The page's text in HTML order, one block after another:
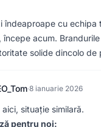
îndeaproape cu echipa
începe acum.
solide dincolo de
·8 ianuarie 2026
aici, situație similară.
pentru noi: